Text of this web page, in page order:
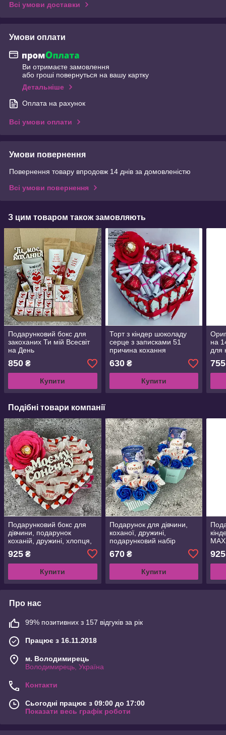
Всі умови доставки
Умови оплати
Ви отримаєте замовлення
або гроші повернуться на вашу картку
Детальніше
Оплата на рахунок
Всі умови оплати
Умови повернення
Повернення товару впродовж 14 днів за домовленістю
Всі умови повернення
З цим товаром також замовляють
Подарунковий бокс для
закоханих Ти мій Всесвіт
на День
народження,річницю,14
лютого.Подарункові
набори на день Святого
Валентина
850 ₴
Купити
Торт з кіндер шоколаду
серце з записками 51
причина кохання
Приємний сюрприз для
коханої Святковий
Подарунковий Бокс для
630₴
Купити
на
для
755
Подібні товари компанії
Подарунковий бокс для
дівчини, подарунок
коханій, дружині, хлопця,
коханому чоловікові, бокс
з солодощами
925 ₴
Купити
Подарунок для дівчини,
коханої, дружині,
подарунковий набір
Раффаелло,мильними
трояндами
670₴
Купити
925
Про нас
99% позитивних з 157 відгуків за рік
Працює з 16.11.2018
м. Володимирець
Володимирець, Україна
Контакти
Сьогодні працює з 09:00 до 17:00
Показати весь графік роботи